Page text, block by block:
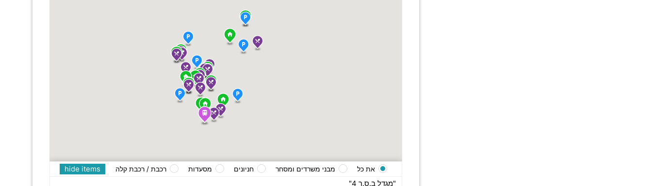
"מגדל ב.ס.ר 4"
hide items את כל מבני משרדים ומסחר חניונים מסעדות רכבת / רכבת קלה